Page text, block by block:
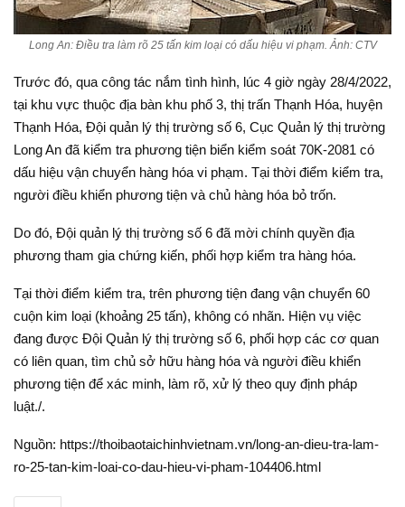
Long An: Điều tra làm rõ 25 tấn kim loại có dấu hiệu vi phạm. Ảnh: CTV
Trước đó, qua công tác nắm tình hình, lúc 4 giờ ngày 28/4/2022,
tại khu vực thuộc địa bàn khu phố 3, thị trấn Thạnh Hóa, huyện
Thạnh Hóa, Đội quản lý thị trường số 6, Cục Quản lý thị trường
Long An đã kiểm tra phương tiện biển kiểm soát 70K-2081 có
dấu hiệu vận chuyển hàng hóa vi phạm. Tại thời điểm kiểm tra,
người điều khiển phương tiện và chủ hàng hóa bỏ trốn.
Do đó, Đội quản lý thị trường số 6 đã mời chính quyền địa
phương tham gia chứng kiến, phối hợp kiểm tra hàng hóa.
Tại thời điểm kiểm tra, trên phương tiện đang vận chuyển 60
cuộn kim loại (khoảng 25 tấn), không có nhãn. Hiện vụ việc
đang được Đội Quản lý thị trường số 6, phối hợp các cơ quan
có liên quan, tìm chủ sở hữu hàng hóa và người điều khiển
phương tiện để xác minh, làm rõ, xử lý theo quy định pháp
luật./.
Nguồn: https://thoibaotaichinhvietnam.vn/long-an-dieu-tra-lam-
ro-25-tan-kim-loai-co-dau-hieu-vi-pham-104406.html